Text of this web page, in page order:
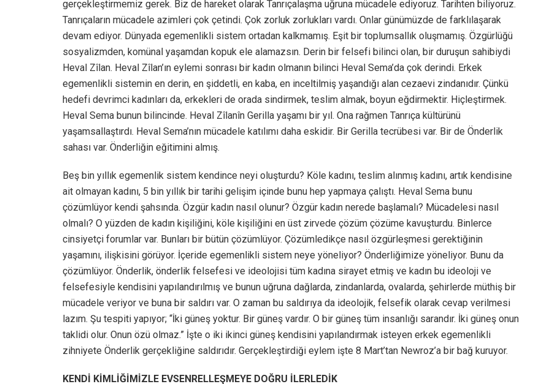
gerçekleştirmemiz gerek. Biz de hareket olarak Tanrıçalaşma uğruna mücadele ediyoruz. Tarihten biliyoruz.
Tanrıçaların mücadele azimleri çok çetindi. Çok zorluk zorlukları vardı. Onlar günümüzde de farklılaşarak
devam ediyor. Dünyada egemenlikli sistem ortadan kalkmamış. Eşit bir toplumsallık oluşmamış. Özgürlüğü
sosyalizmden, komünal yaşamdan kopuk ele alamazsın. Derin bir felsefi bilinci olan, bir duruşun sahibiydi
Heval Zîlan. Heval Zîlan’ın eylemi sonrası bir kadın olmanın bilinci Heval Sema’da çok derindi. Erkek
egemenlikli sistemin en derin, en şiddetli, en kaba, en inceltilmiş yaşandığı alan cezaevi zindanıdır. Çünkü
hedefi devrimci kadınları da, erkekleri de orada sindirmek, teslim almak, boyun eğdirmektir. Hiçleştirmek.
Heval Sema bunun bilincinde. Heval Zîlanîn Gerilla yaşamı bir yıl. Ona rağmen Tanrıça kültürünü
yaşamsallaştırdı. Heval Sema’nın mücadele katılımı daha eskidir. Bir Gerilla tecrübesi var. Bir de Önderlik
sahası var. Önderliğin eğitimini almış.
Beş bin yıllık egemenlik sistem kendince neyi oluşturdu? Köle kadını, teslim alınmış kadını, artık kendisine
ait olmayan kadını, 5 bin yıllık bir tarihi gelişim içinde bunu hep yapmaya çalıştı. Heval Sema bunu
çözümlüyor kendi şahsında. Özgür kadın nasıl olunur? Özgür kadın nerede başlamalı? Mücadelesi nasıl
olmalı? O yüzden de kadın kişiliğini, köle kişiliğini en üst zirvede çözüm çözüme kavuşturdu. Binlerce
cinsiyetçi forumlar var. Bunları bir bütün çözümlüyor. Çözümledikçe nasıl özgürleşmesi gerektiğinin
yaşamını, ilişkisini görüyor. İçeride egemenlikli sistem neye yöneliyor? Önderliğimize yöneliyor. Bunu da
çözümlüyor. Önderlik, önderlik felsefesi ve ideolojisi tüm kadına sirayet etmiş ve kadın bu ideoloji ve
felsefesiyle kendisini yapılandırılmış ve bunun uğruna dağlarda, zindanlarda, ovalarda, şehirlerde müthiş bir
mücadele veriyor ve buna bir saldırı var. O zaman bu saldırıya da ideolojik, felsefik olarak cevap verilmesi
lazım. Şu tespiti yapıyor; “İki güneş yoktur. Bir güneş vardır. O bir güneş tüm insanlığı sarandır. İki güneş onun
taklidi olur. Onun özü olmaz.” İşte o iki ikinci güneş kendisini yapılandırmak isteyen erkek egemenlikli
zihniyete Önderlik gerçekliğine saldırıdır. Gerçekleştirdiği eylem işte 8 Mart’tan Newroz’a bir bağ kuruyor.
KENDİ KİMLİĞİMİZLE EVSENRELLEŞMEYE DOĞRU İLERLEDİK